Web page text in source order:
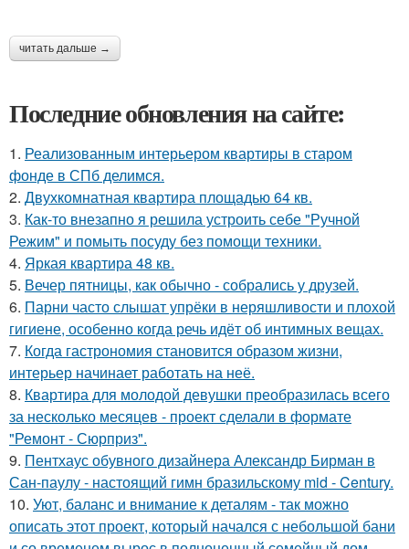
читать дальше →
Последние обновления на сайте:
1. Реализованным интерьером квартиры в старом
фонде в СПб делимся.
2. Двухкомнатная квартира площадью 64 кв.
3. Как-то внезапно я решила устроить себе "Ручной
Режим" и помыть посуду без помощи техники.
4. Яркая квартира 48 кв.
5. Вечер пятницы, как обычно - собрались у друзей.
6. Парни часто слышат упрёки в неряшливости и плохой
гигиене, особенно когда речь идёт об интимных вещах.
7. Когда гастрономия становится образом жизни,
интерьер начинает работать на неё.
8. Квартира для молодой девушки преобразилась всего
за несколько месяцев - проект сделали в формате
"Ремонт - Сюрприз".
9. Пентхаус обувного дизайнера Александр Бирман в
Сан-паулу - настоящий гимн бразильскому mid - Century.
10. Уют, баланс и внимание к деталям - так можно
описать этот проект, который начался с небольшой бани